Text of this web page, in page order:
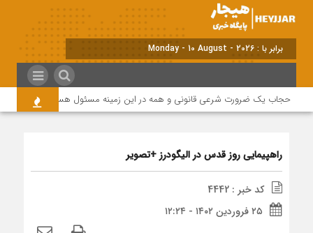
برابر با : Monday - 10 August - 2026
حجاب یک ضرورت شرعی قانونی و همه در این زمینه مسئول هستند
راهپیمایی روز قدس در الیگودرز +تصویر
کد خبر : 4442
۲۵ فروردین ۱۴۰۲ - ۱۲:۲۴